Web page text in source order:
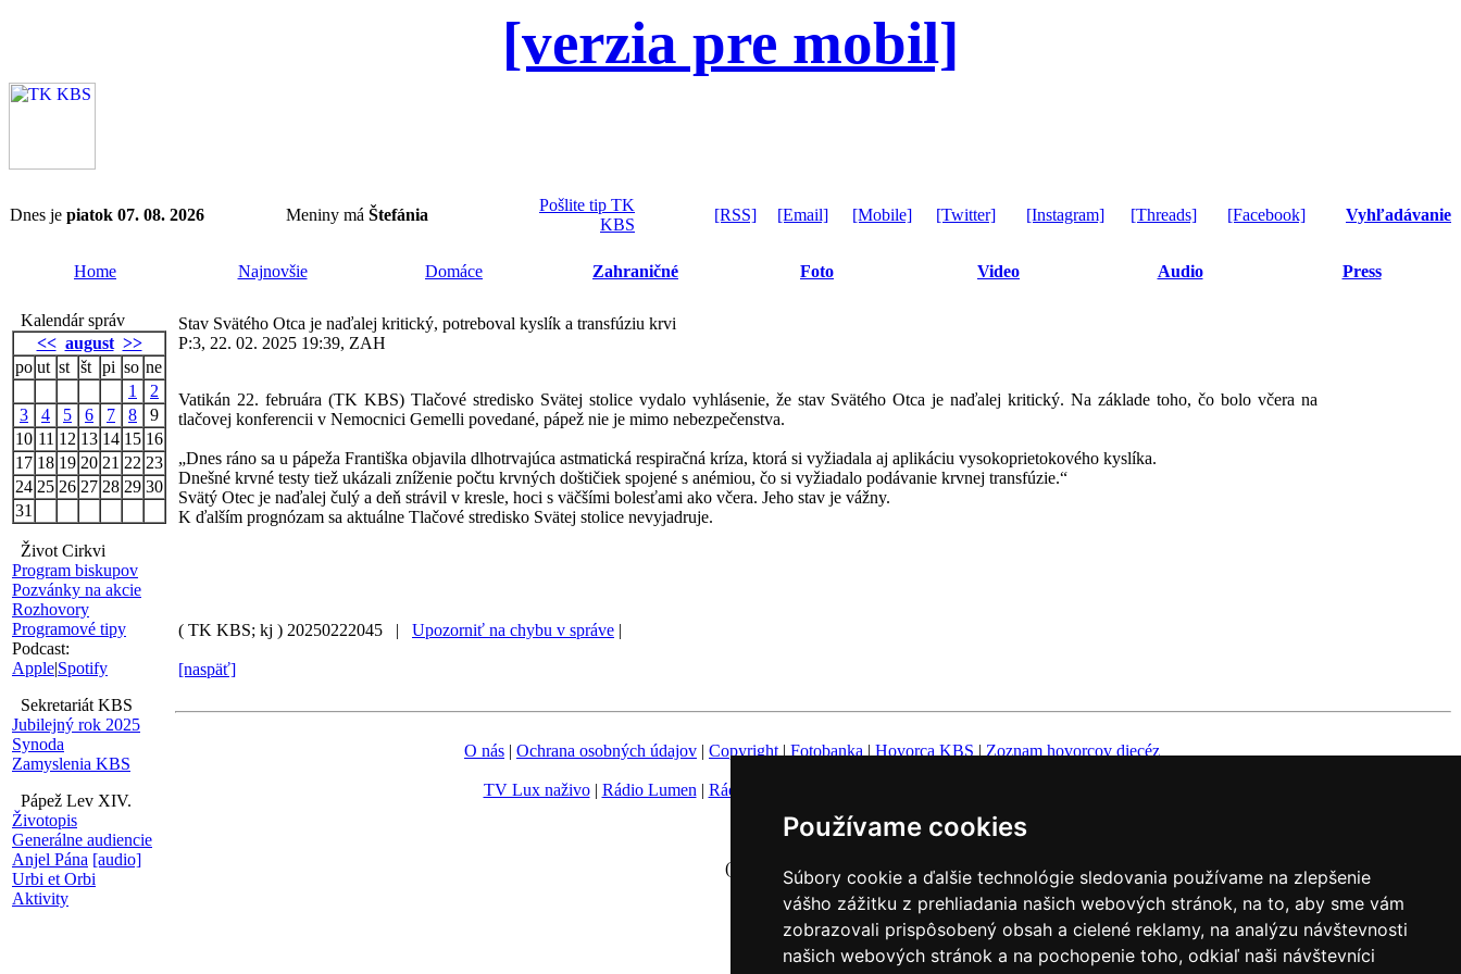
Používame cookies
Súbory cookie a ďalšie technológie sledovania používame na zlepšenie
vášho zážitku z prehliadania našich webových stránok, na to, aby sme vám
zobrazovali prispôsobený obsah a cielené reklamy, na analýzu návštevnosti
našich webových stránok a na pochopenie toho, odkiaľ naši návštevníci
[verzia pre mobil]
Dnes je piatok 07. 08. 2026 Meniny má Štefánia
Pošlite tip TK
KBS
[RSS] [Email] [Mobile] [Twitter] [Instagram] [Threads] [Facebook] Vyhľadávanie
Home Najnovšie Domáce Zahraničné Foto Video Audio Press
Kalendár správ
<< august >>
po ut st št pi so ne
1
2
3
4 5 6 7 8
9
10 11 12 13 14 15 16
17 18 19 20 21 22 23
24 25 26 27 28 29 30
31
Život Cirkvi
Program biskupov
Pozvánky na akcie
Rozhovory
Programové tipy
Podcast:
Apple|Spotify
Sekretariát KBS
Jubilejný rok 2025
Synoda
Zamyslenia KBS
Pápež Lev XIV.
Životopis
Generálne audiencie
Anjel Pána [audio]
Urbi et Orbi
Aktivity
Stav Svätého Otca je naďalej kritický, potreboval kyslík a transfúziu krvi
P:3, 22. 02. 2025 19:39, ZAH
Vatikán 22. februára (TK KBS) Tlačové stredisko Svätej stolice vydalo vyhlásenie, že stav Svätého Otca je naďalej kritický. Na základe toho, čo bolo včera na
tlačovej konferencii v Nemocnici Gemelli povedané, pápež nie je mimo nebezpečenstva.
„Dnes ráno sa u pápeža Františka objavila dlhotrvajúca astmatická respiračná kríza, ktorá si vyžiadala aj aplikáciu vysokoprietokového kyslíka.
Dnešné krvné testy tiež ukázali zníženie počtu krvných doštičiek spojené s anémiou, čo si vyžiadalo podávanie krvnej transfúzie.“
Svätý Otec je naďalej čulý a deň strávil v kresle, hoci s väčšími bolesťami ako včera. Jeho stav je vážny.
K ďalším prognózam sa aktuálne Tlačové stredisko Svätej stolice nevyjadruje.
( TK KBS; kj ) 20250222045 | Upozorniť na chybu v správe |
[naspäť]
O nás | Ochrana osobných údajov | Copyright | Fotobanka | Hovorca KBS | Zoznam hovorcov diecéz
TV Lux naživo| Rádio Lumen | Rádio Vatikán
Nastavenie Cookies
(c) TK KBS 2003 - 2026